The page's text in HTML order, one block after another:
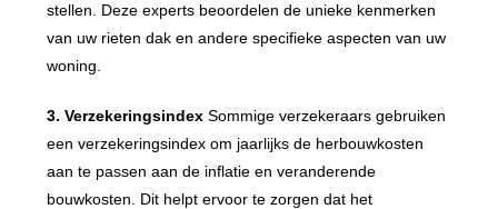
stellen. Deze experts beoordelen de unieke kenmerken
van uw rieten dak en andere specifieke aspecten van uw
woning.
3. Verzekeringsindex Sommige verzekeraars gebruiken
een verzekeringsindex om jaarlijks de herbouwkosten
aan te passen aan de inflatie en veranderende
bouwkosten. Dit helpt ervoor te zorgen dat het